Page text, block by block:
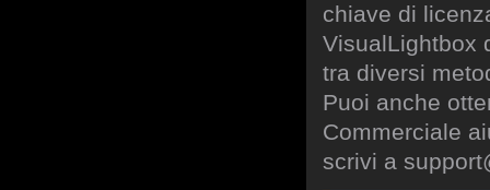
chiave di
VisualLightbox
tra diversi
Puoi anche
Commerciale
scrivi a